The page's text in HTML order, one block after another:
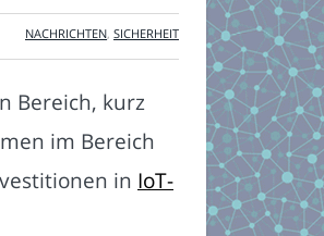
NACHRICHTEN, SICHERHEIT
Bereich, kurz
im Bereich
in IoT-